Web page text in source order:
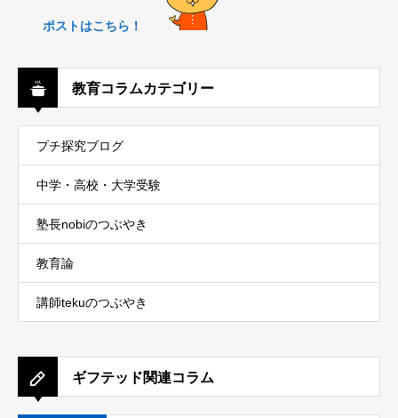
ポストはこちら！
教育コラムカテゴリー
プチ探究ブログ
中学・高校・大学受験
塾長nobiのつぶやき
教育論
講師tekuのつぶやき
ギフテッド関連コラム